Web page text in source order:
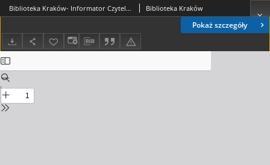
Pokaż szczegóły
Biblioteka Kraków- Informator Czytelniczo-Kulturalny, 2017. 10. nr 1 (01) Biblioteka Kraków